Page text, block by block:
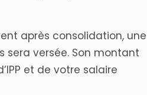
après consolidation, une
sera versée. Son montant
et de votre salaire